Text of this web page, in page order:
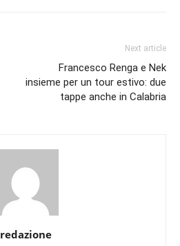
Next article
Francesco Renga e Nek
insieme per un tour estivo: due
tappe anche in Calabria
redazione